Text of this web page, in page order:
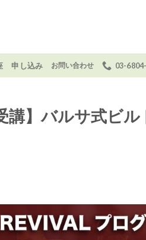
申し込み お問い合わせ 03-
講】バルサ式ビ